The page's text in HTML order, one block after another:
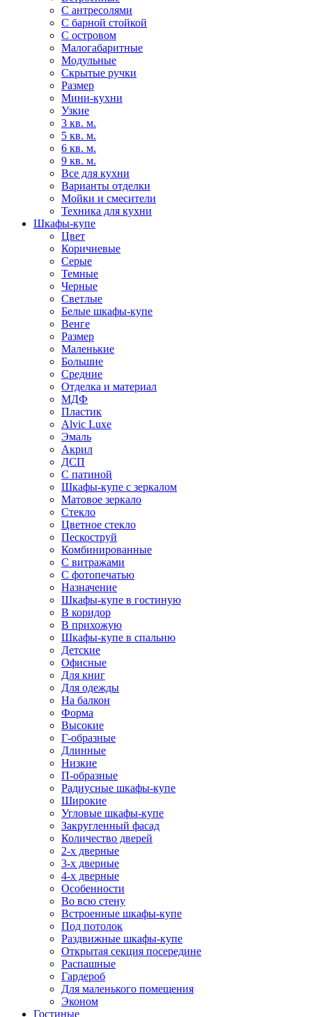
С антресолями
С барной стойкой
С островом
Малогабаритные
Модульные
Скрытые ручки
Размер
Мини-кухни
Узкие
3 кв. м.
5 кв. м.
6 кв. м.
9 кв. м.
Все для кухни
Варианты отделки
Мойки и смесители
Техника для кухни
Шкафы-купе
Цвет
Коричневые
Серые
Темные
Черные
Светлые
Белые шкафы-купе
Венге
Размер
Маленькие
Большие
Средние
Отделка и материал
МДФ
Пластик
Alvic Luxe
Эмаль
Акрил
ДСП
С патиной
Шкафы-купе с зеркалом
Матовое зеркало
Стекло
Цветное стекло
Пескоструй
Комбинированные
С витражами
С фотопечатью
Назначение
Шкафы-купе в гостиную
В коридор
В прихожую
Шкафы-купе в спальню
Детские
Офисные
Для книг
Для одежды
На балкон
Форма
Высокие
Г-образные
Длинные
Низкие
П-образные
Радиусные шкафы-купе
Широкие
Угловые шкафы-купе
Закругленный фасад
Количество дверей
2-х дверные
3-х дверные
4-х дверные
Особенности
Во всю стену
Встроенные шкафы-купе
Под потолок
Раздвижные шкафы-купе
Открытая секция посередине
Распашные
Гардероб
Для маленького помещения
Эконом
Гостиные